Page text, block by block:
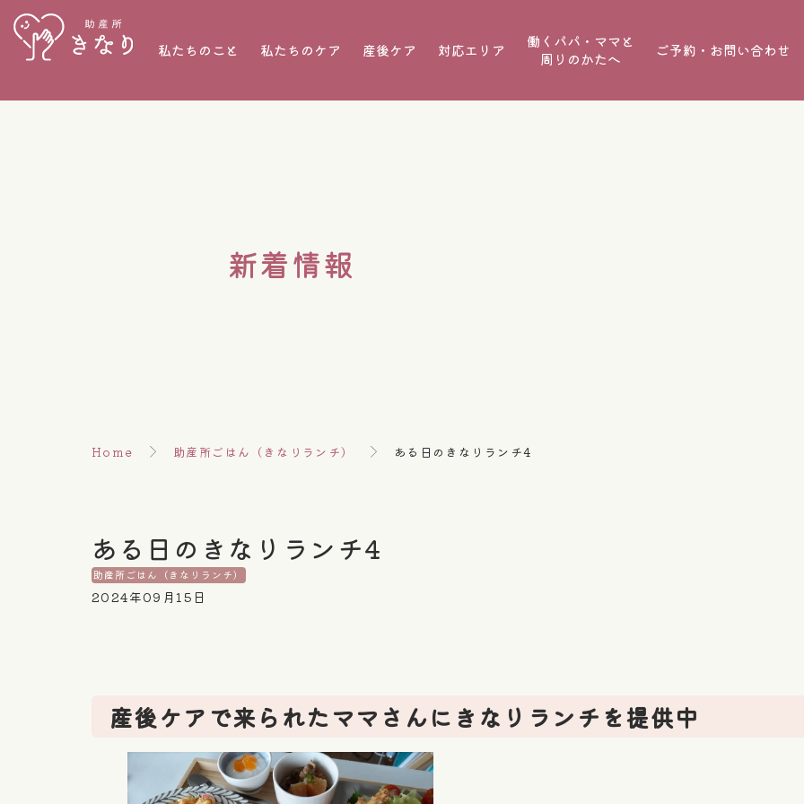
私たちのこと 私たちのケア 産後ケア 対応エリア
働くパパ・ママと
周りのかたへ
ご予約・お問い合わせ
新着情報
Home 助産所ごはん（きなりランチ） ある日のきなりランチ4
ある日のきなりランチ4
助産所ごはん（きなりランチ）
2024年09月15日
産後ケアで来られたママさんにきなりランチを提供中